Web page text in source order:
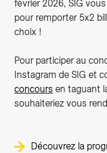
février 2026, SIG
pour remporter 5x2
choix !
Pour participer au
Instagram de SIG et
concours en taguant
souhaiteriez vous
Découvrez la